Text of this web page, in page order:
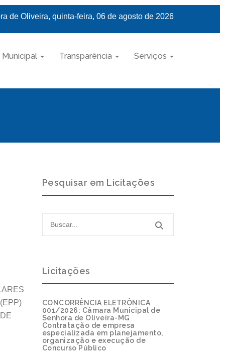
de Oliveira, quinta-feira, 06 de agosto de 2026
Transparência Serviços
Pesquisar em Licitações
Licitações
CONCORRÊNCIA ELETRÔNICA
001/2026: Câmara Municipal de
Senhora de Oliveira-MG
Contratação de empresa
especializada em planejamento,
organização e execução de
Concurso Público